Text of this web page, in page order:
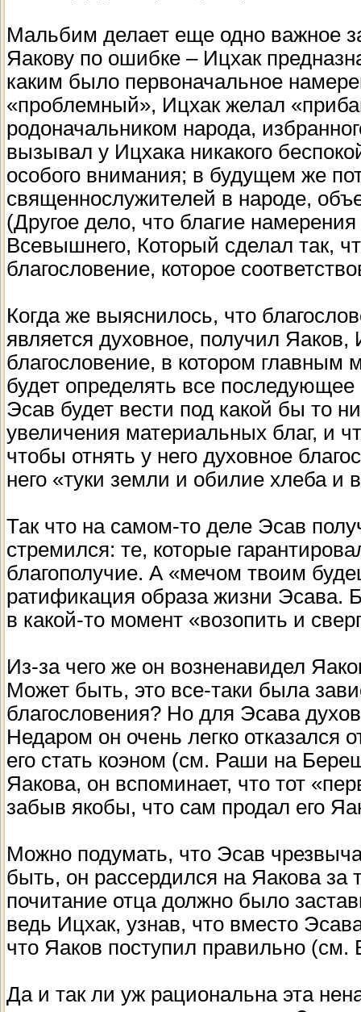
Мальбим делает еще одно важное
Яакову по ошибке – Ицхак
каким было первоначальное
«проблемный», Ицхак желал
родоначальником народа,
вызывал у Ицхака никакого
особого внимания; в будущем же
священнослужителей в народе,
(Другое дело, что благие
Всевышнего, Который сделал так,
благословение, которое
Когда же выяснилось, что
является духовное, получил Яаков,
благословение, в котором главным
будет определять все
Эсав будет вести под какой бы то
увеличения материальных благ, и
чтобы отнять у него духовное
него «туки земли и обилие хлеба и
Так что на самом-то деле Эсав
стремился: те, которые
благополучие. А «мечом твоим
ратификация образа жизни Эсава.
в какой-то момент «возопить и
Из-за чего же он возненавидел
Может быть, это все-таки была
благословения? Но для Эсава
Недаром он очень легко отказался
его стать коэном (см. Раши на
Яакова, он вспоминает, что тот
забыв якобы, что сам продал его
Можно подумать, что Эсав
быть, он рассердился на Яакова за
почитание отца должно было
ведь Ицхак, узнав, что вместо
что Яаков поступил правильно
Да и так ли уж рациональна эта